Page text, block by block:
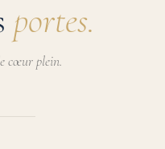
portes.
cœur plein.